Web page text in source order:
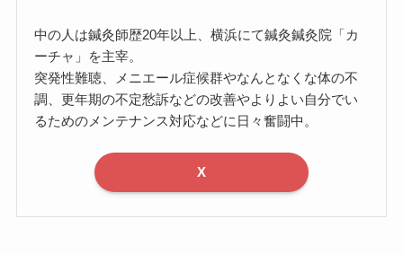
中の人は鍼灸師歴20年以上、横浜にて鍼灸鍼灸院「カ
ーチャ」を主宰。
突発性難聴、メニエール症候群やなんとなくな体の不
調、更年期の不定愁訴などの改善やよりよい自分でい
るためのメンテナンス対応などに日々奮闘中。
X